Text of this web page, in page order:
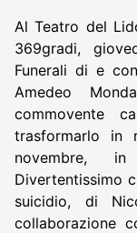
Al Teatro del
369gradi,
Funerali di e
Amedeo
commovente
trasformarlo in
novembre,
Divertentissimo
suicidio, di
collaborazione